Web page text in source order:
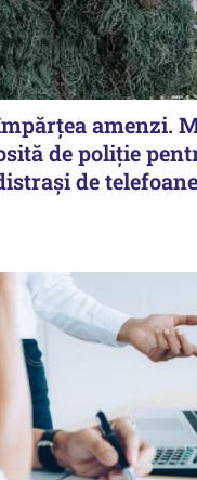
amenzi.
de poliție
de